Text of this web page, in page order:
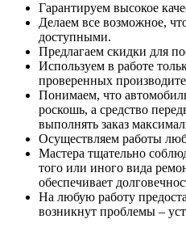
Гарантируем высокое
Делаем все возможное,
доступными.
Предлагаем скидки для
Используем в работе
проверенных
Понимаем, что
роскошь, а средство
выполнять заказ
Осуществляем работы
Мастера тщательно
того или иного вида
обеспечивает
На любую работу
возникнут проблемы –